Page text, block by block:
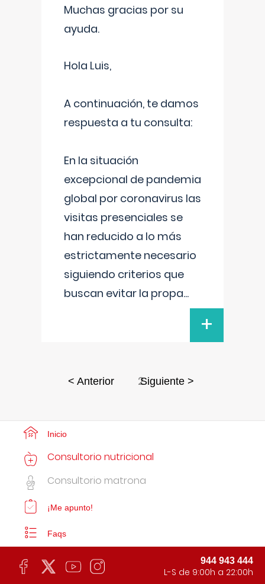
Muchas gracias por su
ayuda.
Hola Luis,
A continuación, te damos
respuesta a tu consulta:
En la situación
excepcional de pandemia
global por coronavirus las
visitas presenciales se
han reducido a lo más
estrictamente necesario
siguiendo criterios que
buscan evitar la propa...
+
< Anterior 2Siguiente >
Inicio
Consultorio nutricional
Consultorio matrona
¡Me apunto!
Faqs
944 943 444
L-S de 9:00h a 22:00h